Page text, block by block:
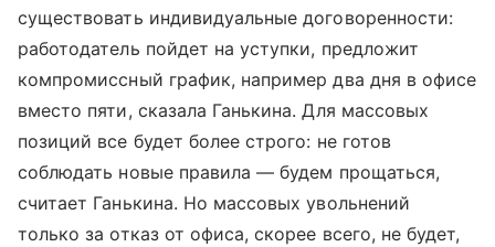
существовать индивидуальные договоренности:
работодатель пойдет на уступки, предложит
компромиссный график, например два дня в офисе
вместо пяти, сказала Ганькина. Для массовых
позиций все будет более строго: не готов
соблюдать новые правила — будем прощаться,
считает Ганькина. Но массовых увольнений
только за отказ от офиса, скорее всего, не будет,